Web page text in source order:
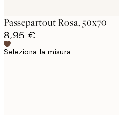
Passepartout Rosa, 50x70
8,95 €
Seleziona la misura